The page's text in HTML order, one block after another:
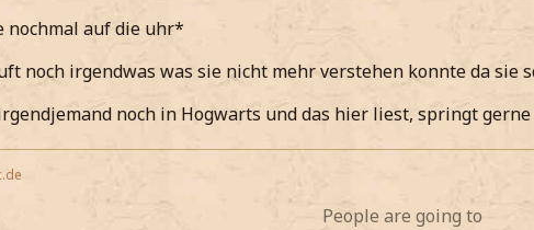
nochmal auf die uhr*
noch irgendwas was sie nicht mehr verstehen konnte da sie
noch in Hogwarts und das hier liest, springt gerne
People are going to